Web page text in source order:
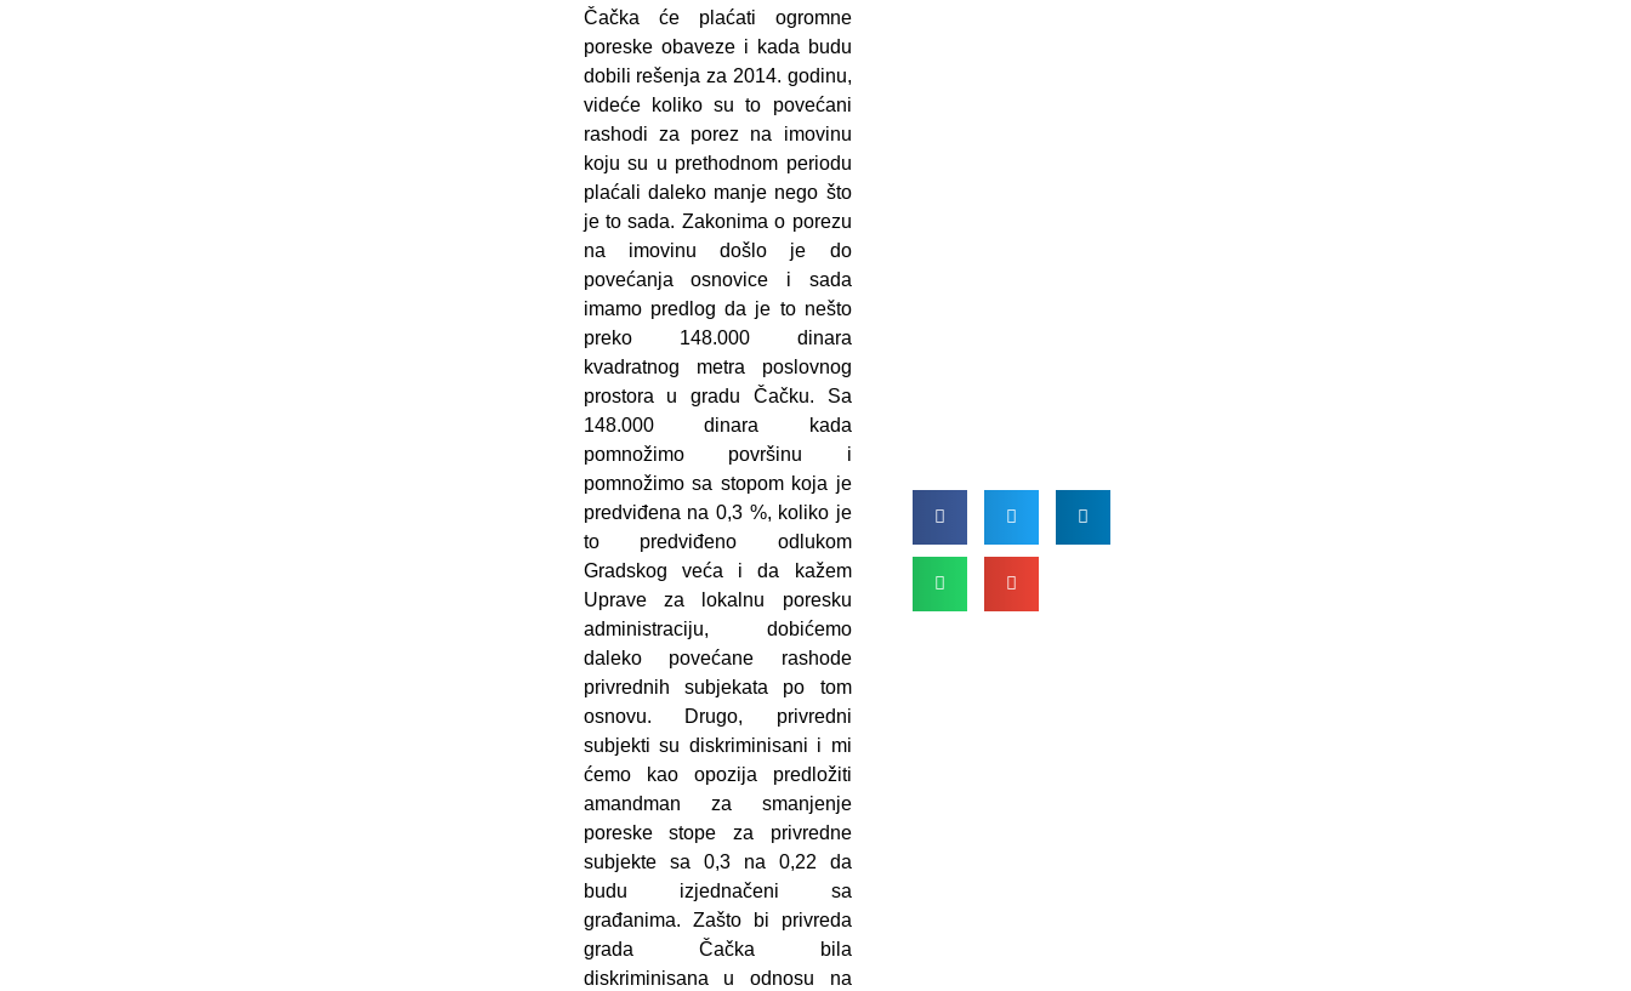
Čačka će plaćati ogromne
poreske obaveze i kada budu
dobili rešenja za 2014. godinu,
videće koliko su to povećani
rashodi za porez na imovinu
koju su u prethodnom periodu
plaćali daleko manje nego što
je to sada. Zakonima o porezu
na imovinu došlo je do
povećanja osnovice i sada
imamo predlog da je to nešto
preko 148.000 dinara
kvadratnog metra poslovnog
prostora u gradu Čačku. Sa
148.000 dinara kada
pomnožimo površinu i
pomnožimo sa stopom koja je
predviđena na 0,3 %, koliko je
to predviđeno odlukom
Gradskog veća i da kažem
Uprave za lokalnu poresku
administraciju, dobićemo
daleko povećane rashode
privrednih subjekata po tom
osnovu. Drugo, privredni
subjekti su diskriminisani i mi
ćemo kao opozija predložiti
amandman za smanjenje
poreske stope za privredne
subjekte sa 0,3 na 0,22 da
budu izjednačeni sa
građanima. Zašto bi privreda
grada Čačka bila
diskriminisana u odnosu na